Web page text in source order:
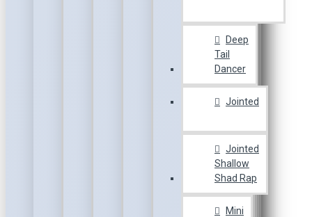
Deep
Tail
Dancer
Jointed
Jointed
Shallow
Shad Rap
Mini